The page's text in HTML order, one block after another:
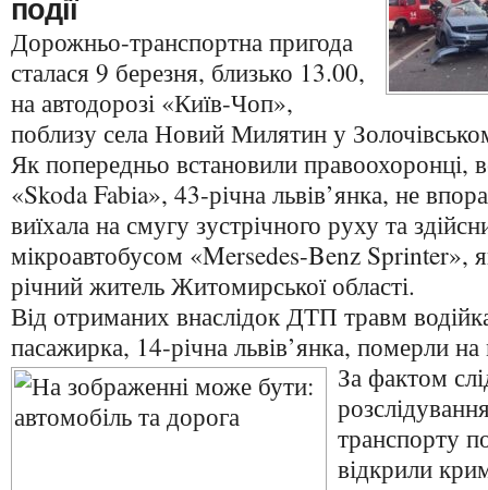
події
Дорожньо-транспортна пригода
сталася 9 березня, близько 13.00,
на автодорозі «Київ-Чоп»,
поблизу села Новий Милятин у
Як попередньо встановили правоохоронці,
«Skoda Fabia», 43-річна львів’янка, не
виїхала на смугу зустрічного руху та
мікроавтобусом «Mersedes-Benz Sprinter»,
річний житель Житомирської області.
Від отриманих внаслідок ДТП травм
пасажирка, 14-річна львів’янка, померли на
За фактом
транспорту
відкрили